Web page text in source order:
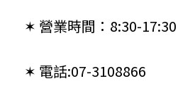
✶ 營業時間：8:30-17:30
✶ 電話:07-3108866